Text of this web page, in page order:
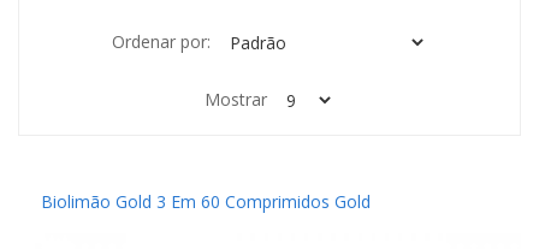
Ordenar por:
Mostrar
Biolimão Gold 3 Em 60 Comprimidos Gold